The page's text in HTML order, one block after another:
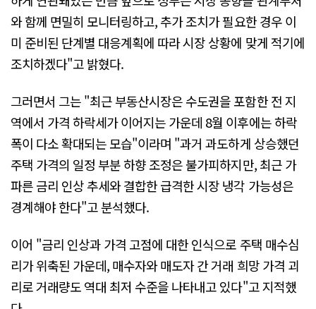
와 함께 면밀히 모니터링하고, 추가 조치가 필요한 경우 이
미 준비된 단계별 대응계획에 따라 시장 상황에 맞게 적기에
조치하겠다"고 밝혔다.
그러면서 그는 "최근 부동산시장은 수도권을 포함한 전 지
역에서 가격 하락세가 이어지는 가운데 8월 이후에는 하락
폭이 다소 확대되는 모습"이라며 "과거 과도하게 상승했던
주택 가격의 일정 부분 하향 조정은 불가피하지만, 최근 가
파른 금리 인상 추세와 결합한 급격한 시장 냉각 가능성은
경계해야 한다"고 분석했다.
이어 "금리 인상과 가격 고점에 대한 인식으로 주택 매수심
리가 위축된 가운데, 매수자와 매도자 간 거래 희망 가격 괴
리로 거래량도 역대 최저 수준을 나타내고 있다"고 지적했